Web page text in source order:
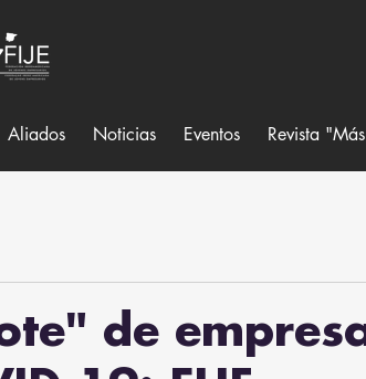
Aliados Noticias Eventos Revista
de